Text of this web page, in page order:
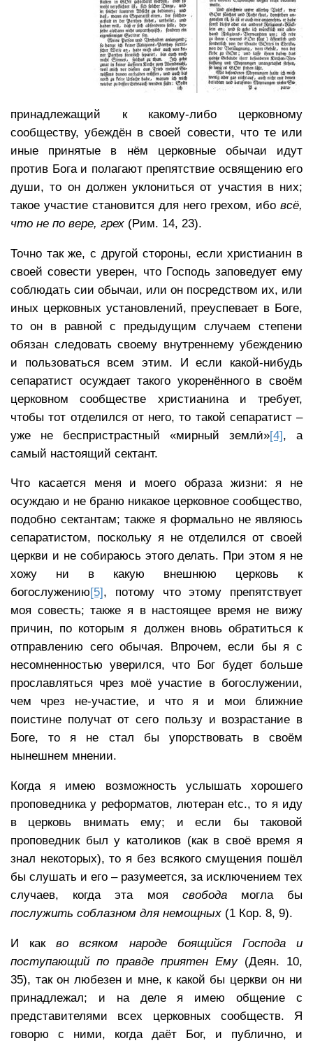
принадлежащий к какому-либо церковному
сообществу, убеждён в своей совести, что те или
иные принятые в нём церковные обычаи идут
против Бога и полагают препятствие освящению его
души, то он должен уклониться от участия в них;
такое участие становится для него грехом, ибо всё,
что не по вере, грех (Рим. 14, 23).
Точно так же, с другой стороны, если христианин в
своей совести уверен, что Господь заповедует ему
соблюдать сии обычаи, или он посредством их, или
иных церковных установлений, преуспевает в Боге,
то он в равной с предыдущим случаем степени
обязан следовать своему внутреннему убеждению
и пользоваться всем этим. И если какой-нибудь
сепаратист осуждает такого укоренённого в своём
церковном сообществе христианина и требует,
чтобы тот отделился от него, то такой сепаратист –
уже не беспристрастный «мирный земли́»[4], а
самый настоящий сектант.
Что касается меня и моего образа жизни: я не
осуждаю и не браню никакое церковное сообщество,
подобно сектантам; также я формально не являюсь
сепаратистом, поскольку я не отделился от своей
церкви и не собираюсь этого делать. При этом я не
хожу ни в какую внешнюю церковь к
богослужению[5] , потому что этому препятствует
моя совесть; также я в настоящее время не вижу
причин, по которым я должен вновь обратиться к
отправлению сего обычая. Впрочем, если бы я с
несомненностью уверился, что Бог будет больше
прославляться чрез моё участие в богослужении,
чем чрез не-участие, и что я и мои ближние
поистине получат от сего пользу и возрастание в
Боге, то я не стал бы упорствовать в своём
нынешнем мнении.
Когда я имею возможность услышать хорошего
проповедника у реформатов, лютеран etc., то я иду
в церковь внимать ему; и если бы таковой
проповедник был у католиков (как в своё время я
знал некоторых), то я без всякого смущения пошёл
бы слушать и его – разумеется, за исключением тех
случаев, когда эта моя свободамогла бы
послужить соблазном для немощных (1 Кор. 8, 9).
И какво всяком народе боящийся Господа и
поступающий по правде приятен Ему (Деян. 10,
35), так он любезен и мне, к какой бы церкви он ни
принадлежал; и на деле я имею общение с
представителями всех церковных сообществ. Я
говорю с ними, когда даёт Бог, и публично, и